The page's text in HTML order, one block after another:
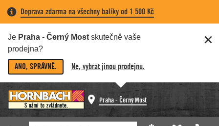
Doprava zdarma na všechny balíky od 1 500 Kč
Je Praha - Černý Most skutečně vaše
prodejna?
ANO, SPRÁVNĚ. Ne, vybrat jinou prodejnu.
Praha - Černý Most